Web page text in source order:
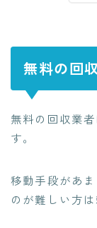
無料の回
無料の回収業
す。
移動手段があ
のが難しい方